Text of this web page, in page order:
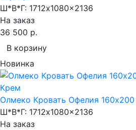
Ш*В*Г: 1712x1080x2136
На заказ
36 500 р.
В корзину
Новинка
Олмеко Кровать Офелия
Ш*В*Г: 1712x1080x2136
На заказ